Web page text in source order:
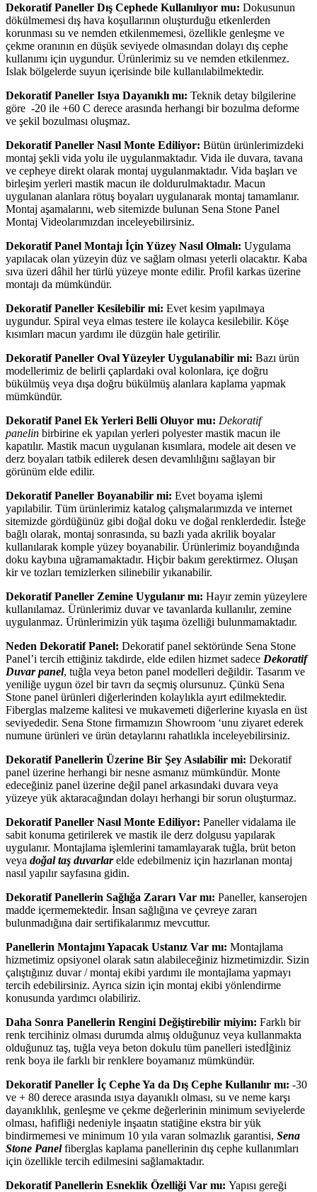
Dekoratif Paneller Dış Cephede Kullanılıyor mu: Dokusunun
dökülmemesi dış hava koşullarının oluşturduğu etkenlerden
korunması su ve nemden etkilenmemesi, özellikle genleşme ve
çekme oranının en düşük seviyede olmasından dolayı dış cephe
kullanımı için uygundur. Ürünlerimiz su ve nemden etkilenmez.
Islak bölgelerde suyun içerisinde bile kullanılabilmektedir.
Dekoratif Paneller Isıya Dayanıklı mı: Teknik detay bilgilerine
göre -20 ile +60 C derece arasında herhangi bir bozulma deforme
ve şekil bozulması oluşmaz.
Dekoratif Paneller Nasıl Monte Ediliyor: Bütün ürünlerimizdeki
montaj şekli vida yolu ile uygulanmaktadır. Vida ile duvara, tavana
ve cepheye direkt olarak montaj uygulanmaktadır. Vida başları ve
birleşim yerleri mastik macun ile doldurulmaktadır. Macun
uygulanan alanlara rötuş boyaları uygulanarak montaj tamamlanır.
Montaj aşamalarını, web sitemizde bulunan Sena Stone Panel
Montaj Videolarımızdan inceleyebilirsiniz.
Dekoratif Panel Montajı İçin Yüzey Nasıl Olmalı: Uygulama
yapılacak olan yüzeyin düz ve sağlam olması yeterli olacaktır. Kaba
sıva üzeri dâhil her türlü yüzeye monte edilir. Profil karkas üzerine
montajı da mümkündür.
Dekoratif Paneller Kesilebilir mi: Evet kesim yapılmaya
uygundur. Spiral veya elmas testere ile kolayca kesilebilir. Köşe
kısımları macun yardımı ile düzgün hale getirilir.
Dekoratif Paneller Oval Yüzeyler Uygulanabilir mi: Bazı ürün
modellerimiz de belirli çaplardaki oval kolonlara, içe doğru
bükülmüş veya dışa doğru bükülmüş alanlara kaplama yapmak
mümkündür.
Dekoratif Panel Ek Yerleri Belli Oluyor mu: Dekoratif
panelin birbirine ek yapılan yerleri polyester mastik macun ile
kapatılır. Mastik macun uygulanan kısımlara, modele ait desen ve
derz boyaları tatbik edilerek desen devamlılığını sağlayan bir
görünüm elde edilir.
Dekoratif Paneller Boyanabilir mi: Evet boyama işlemi
yapılabilir. Tüm ürünlerimiz katalog çalışmalarımızda ve internet
sitemizde gördüğünüz gibi doğal doku ve doğal renklerdedir. İsteğe
bağlı olarak, montaj sonrasında, su bazlı yada akrilik boyalar
kullanılarak komple yüzey boyanabilir. Ürünlerimiz boyandığında
doku kaybına uğramamaktadır. Hiçbir bakım gerektirmez. Oluşan
kir ve tozları temizlerken silinebilir yıkanabilir.
Dekoratif Paneller Zemine Uygulanır mı: Hayır zemin yüzeylere
kullanılamaz. Ürünlerimiz duvar ve tavanlarda kullanılır, zemine
uygulanmaz. Ürünlerimizin yük taşıma özelliği bulunmamaktadır.
Neden Dekoratif Panel: Dekoratif panel sektöründe Sena Stone
Panel’i tercih ettiğiniz takdirde, elde edilen hizmet sadece Dekoratif
Duvar panel, tuğla veya beton panel modelleri değildir. Tasarım ve
yeniliğe uygun özel bir tavrı da seçmiş olursunuz. Çünkü Sena
Stone panel ürünleri diğerlerinden kolaylıkla ayırt edilmektedir.
Fiberglas malzeme kalitesi ve mukavemeti diğerlerine kıyasla en üst
seviyededir. Sena Stone firmamızın Showroom ‘unu ziyaret ederek
numune ürünleri ve ürün detaylarını rahatlıkla inceleyebilirsiniz.
Dekoratif Panellerin Üzerine Bir Şey Asılabilir mi: Dekoratif
panel üzerine herhangi bir nesne asmanız mümkündür. Monte
edeceğiniz panel üzerine değil panel arkasındaki duvara veya
yüzeye yük aktaracağından dolayı herhangi bir sorun oluşturmaz.
Dekoratif Paneller Nasıl Monte Ediliyor: Paneller vidalama ile
sabit konuma getirilerek ve mastik ile derz dolgusu yapılarak
uygulanır. Montajlama işlemlerini tamamlayarak tuğla, brüt beton
veya doğal taş duvarlar elde edebilmeniz için hazırlanan montaj
nasıl yapılır sayfasına gidin.
Dekoratif Panellerin Sağlığa Zararı Var mı: Paneller, kanserojen
madde içermemektedir. İnsan sağlığına ve çevreye zararı
bulunmadığına dair sertifikalarımız mevcuttur.
Panellerin Montajını Yapacak Ustanız Var mı: Montajlama
hizmetimiz opsiyonel olarak satın alabileceğiniz hizmetimizdir. Sizin
çalıştığınız duvar / montaj ekibi yardımı ile montajlama yapmayı
tercih edebilirsiniz. Ayrıca sizin için montaj ekibi yönlendirme
konusunda yardımcı olabiliriz.
Daha Sonra Panellerin Rengini Değiştirebilir miyim: Farklı bir
renk tercihiniz olması durumda almış olduğunuz veya kullanmakta
olduğunuz taş, tuğla veya beton dokulu tüm panelleri istedİğiniz
renk boya ile farklı bir renklere boyamanız mümkündür.
Dekoratif Paneller İç Cephe Ya da Dış Cephe Kullanılır mı: -30
ve + 80 derece arasında ısıya dayanıklı olması, su ve neme karşı
dayanıklılık, genleşme ve çekme değerlerinin minimum seviyelerde
olması, hafifliği nedeniyle inşaatın statiğine ekstra bir yük
bindirmemesi ve minimum 10 yıla varan solmazlık garantisi, Sena
Stone Panelfiberglas kaplama panellerinin dış cephe kullanımları
için özellikle tercih edilmesini sağlamaktadır.
Dekoratif Panellerin Esneklik Özelliği Var mı: Yapısı gereği